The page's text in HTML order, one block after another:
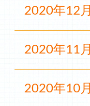
2020年12月
2020年11月
2020年10月